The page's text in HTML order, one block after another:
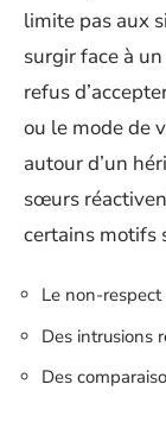
limite pas aux
surgir face à
refus
ou le mode de
autour d’un
sœurs
certains motifs
Le non-
Des intrusions
Des